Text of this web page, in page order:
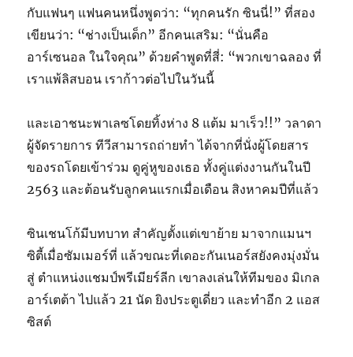
กับแฟนๆ แฟนคนหนึ่งพูดว่า: “ทุกคนรัก ซินนี่!” ที่สอง
เขียนว่า: “ช่างเป็นเด็ก” อีกคนเสริม: “นั่นคือ
อาร์เซนอล ในใจคุณ” ด้วยคำพูดที่สี่: “พวกเขาฉลอง ที่
เราแพ้ลิสบอน เราก้าวต่อไปในวันนี้
และเอาชนะพาเลซโดยทิ้งห่าง 8 แต้ม มาเร็ว!!” วลาดา
ผู้จัดรายการ ทีวีสามารถถ่ายทำ ได้จากที่นั่งผู้โดยสาร
ของรถโดยเข้าร่วม ดูคู่หูของเธอ ทั้งคู่แต่งงานกันในปี
2563 และต้อนรับลูกคนแรกเมื่อเดือน สิงหาคมปีที่แล้ว
ซินเชนโก้มีบทบาท สำคัญตั้งแต่เขาย้าย มาจากแมนฯ
ซิตี้เมื่อซัมเมอร์ที่ แล้วขณะที่เดอะกันเนอร์สยังคงมุ่งมั่น
สู่ ตำแหน่งแชมป์พรีเมียร์ลีก เขาลงเล่นให้ทีมของ มิเกล
อาร์เตต้า ไปแล้ว 21 นัด ยิงประตูเดี่ยว และทำอีก 2 แอส
ซิสต์